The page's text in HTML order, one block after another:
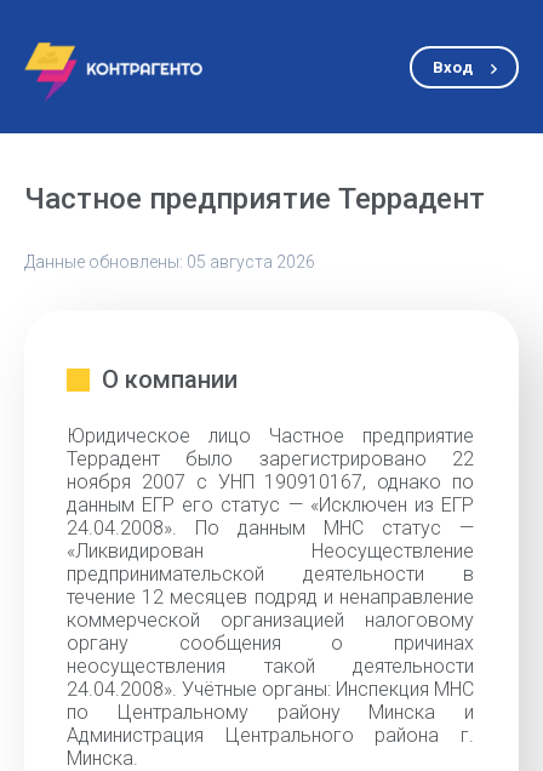
Вход
Частное предприятие Террадент
Данные обновлены: 05 августа 2026
О компании
Юридическое лицо Частное предприятие
Террадент было зарегистрировано 22
ноября 2007 с УНП 190910167, однако по
данным ЕГР его статус — «Исключен из ЕГР
24.04.2008». По данным МНС статус —
«Ликвидирован Неосуществление
предпринимательской деятельности в
течение 12 месяцев подряд и ненаправление
коммерческой организацией налоговому
органу сообщения о причинах
неосуществления такой деятельности
24.04.2008». Учётные органы: Инспекция МНС
по Центральному району Минска и
Администрация Центрального района г.
Минска.